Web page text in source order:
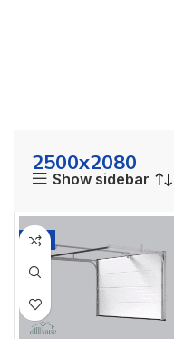
2500x2080
Show sidebar
-1%